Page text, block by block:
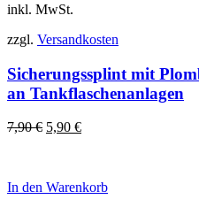
inkl. MwSt.
zzgl. Versandkosten
Sicherungssplint mit
an Tankflaschenanlagen
7,90€ Ursprünglicher
5,90 €Aktueller
In den Warenkorb